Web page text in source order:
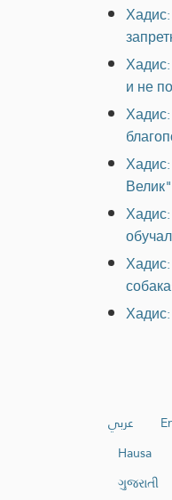
и не
عربي
Hausa
ગુજરાતી